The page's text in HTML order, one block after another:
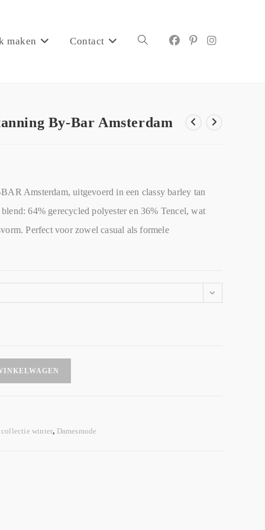
maken Contact
By-Bar Amsterdam
Amsterdam, uitgevoerd in een classy barley tan
64% gerecycled polyester en 36% Tencel, wat
Perfect voor zowel casual als formele
collectie winter, Damesmode